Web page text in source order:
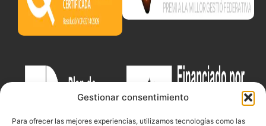
Gestionar consentimiento
Para ofrecer las mejores experiencias, utilizamos tecnologías como las